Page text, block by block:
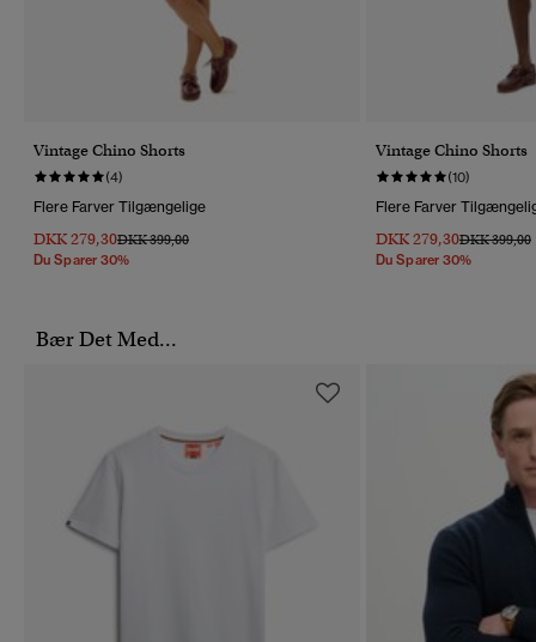
Vintage Chino Shorts
(4)
Flere Farver Tilgængelige
DKK 279,30Pris Nedsat Fra
DKK 399,00Til
Du Sparer 30%
Vintage Chino Shorts
(10)
Flere Farver
DKK 279,30Pris Nedsat
DKK 399,00
Du Sparer 30%
Bær Det Med...